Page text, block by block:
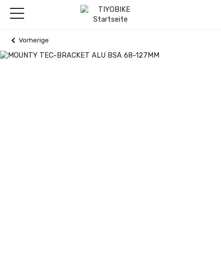
Vorherige